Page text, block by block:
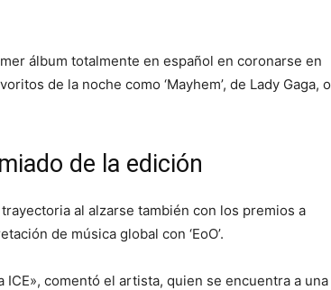
álbum totalmente en español en coronarse en
de la noche como ‘Mayhem’, de Lady Gaga, o
de la edición
al alzarse también con los premios a
de música global con ‘EoO’.
comentó el artista, quien se encuentra a una